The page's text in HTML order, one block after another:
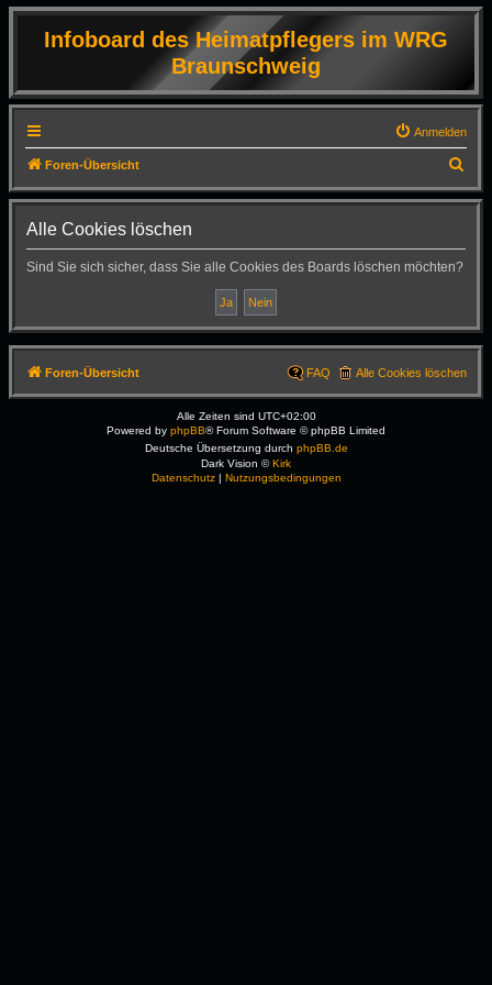
Infoboard des Heimatpflegers im WRG
Braunschweig
Anmelden
Foren-Übersicht
u
Alle Cookies löschen
Sind Sie sich sicher, dass Sie alle Cookies des Boards löschen möchten?
Foren-Übersicht Alle Cookies löschen
FAQ
Alle Zeiten sind UTC+02:00
Powered by phpBB® Forum Software © phpBB Limited
Deutsche Übersetzung durch phpBB.de
Dark Vision ©Kirk
Datenschutz| Nutzungsbedingungen